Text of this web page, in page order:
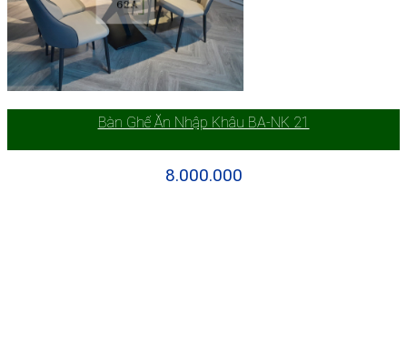
Bàn Ghế Ăn Nhập Khâu BA-NK 21
8.000.000